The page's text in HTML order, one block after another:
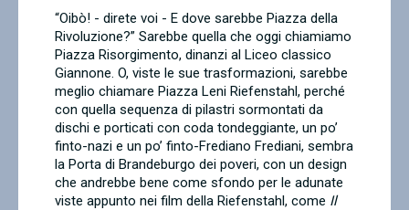
“Oibò! - direte voi - E dove sarebbe Piazza della
Rivoluzione?” Sarebbe quella che oggi chiamiamo
Piazza Risorgimento, dinanzi al Liceo classico
Giannone. O, viste le sue trasformazioni, sarebbe
meglio chiamare Piazza Leni Riefenstahl, perché
con quella sequenza di pilastri sormontati da
dischi e porticati con coda tondeggiante, un po’
finto-nazi e un po’ finto-Frediano Frediani, sembra
la Porta di Brandeburgo dei poveri, con un design
che andrebbe bene come sfondo per le adunate
viste appunto nei film della Riefenstahl, come Il